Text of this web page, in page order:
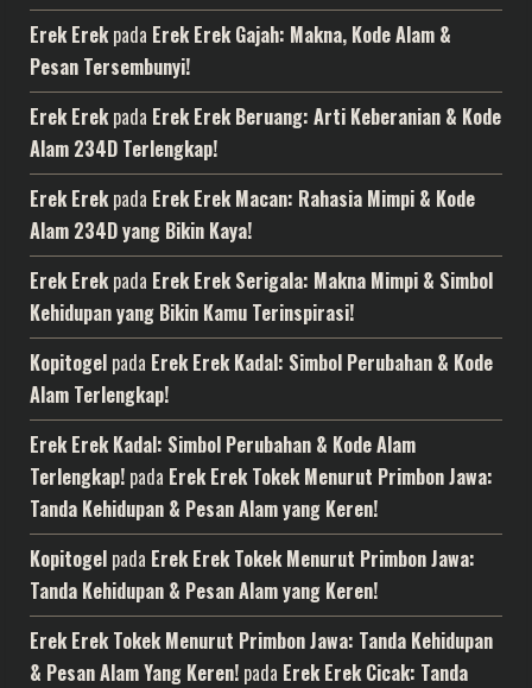
Erek Erekpada Erek Erek Gajah: Makna, Kode Alam &
Pesan Tersembunyi!
Erek Erekpada Erek Erek Beruang: Arti Keberanian & Kode
Alam 234D Terlengkap!
Erek Erekpada Erek Erek Macan: Rahasia Mimpi & Kode
Alam 234D yang Bikin Kaya!
Erek Erekpada Erek Erek Serigala: Makna Mimpi & Simbol
Kehidupan yang Bikin Kamu Terinspirasi!
Kopitogel pada Erek Erek Kadal: Simbol Perubahan & Kode
Alam Terlengkap!
Erek Erek Kadal: Simbol Perubahan & Kode Alam
Terlengkap! pada Erek Erek Tokek Menurut Primbon Jawa:
Tanda Kehidupan & Pesan Alam yang Keren!
Kopitogel pada Erek Erek Tokek Menurut Primbon Jawa:
Tanda Kehidupan & Pesan Alam yang Keren!
Erek Erek Tokek Menurut Primbon Jawa: Tanda Kehidupan
& Pesan Alam Yang Keren! pada Erek Erek Cicak: Tanda